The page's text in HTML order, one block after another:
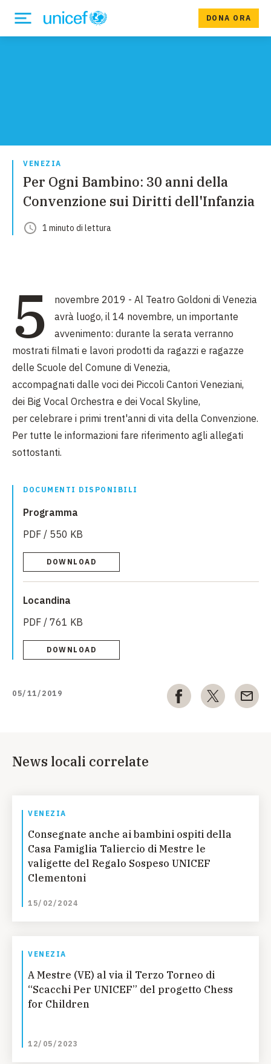
DONA ORA
VENEZIA
Per Ogni Bambino: 30 anni della
Convenzione sui Diritti dell'Infanzia
1 minuto di lettura
5
novembre 2019 - Al Teatro Goldoni di Venezia
avrà luogo, il 14 novembre, un importante
avvenimento: durante la serata verranno
mostrati filmati e lavori prodotti da ragazzi e ragazze
delle Scuole del Comune di Venezia,
accompagnati dalle voci dei Piccoli Cantori Veneziani,
dei Big Vocal Orchestra e dei Vocal Skyline,
per celebrare i primi trent'anni di vita della Convenzione.
Per tutte le informazioni fare riferimento agli allegati
sottostanti.
DOCUMENTI DISPONIBILI
Programma
PDF / 550 KB
DOWNLOAD
Locandina
PDF / 761 KB
DOWNLOAD
05/11/2019
News locali correlate
VENEZIA
Consegnate anche ai bambini ospiti della
Casa Famiglia Taliercio di Mestre le
valigette del Regalo Sospeso UNICEF
Clementoni
15/02/2024
VENEZIA
A Mestre (VE) al via il Terzo Torneo di
“Scacchi Per UNICEF” del progetto Chess
for Children
12/05/2023